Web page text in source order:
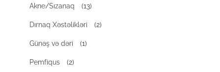
Akne/Sızanaq (13)
Dırnaq Xəstəlikləri (2)
Günəş və dəri (1)
Pemfiqus (2)